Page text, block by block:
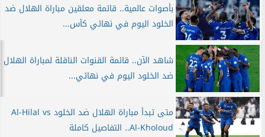
بأصوات عالمية.. قائمة معلقين مباراة الهلال ضد
الخلود اليوم في نهائي كأس...
شاهد الآن.. قائمة القنوات الناقلة لمباراة الهلال
ضد الخلود اليوم في نهائي...
متى تبدأ مباراة الهلال ضد الخلود Al-Hilal vs
Al-Kholoud.. التفاصيل كاملة